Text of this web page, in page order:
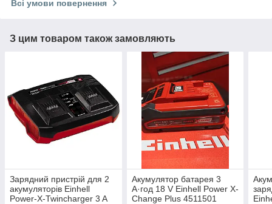
Всі умови повернення
З цим товаром також замовляють
Зарядний пристрій для 2
акумуляторів Einhell
Power-X-Twincharger 3 A
Акумулятор батарея 3
А·год 18 V Einhell Power X-
Change Plus 4511501